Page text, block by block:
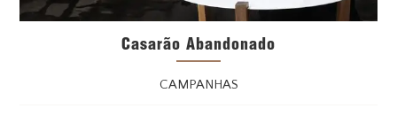
Casarão Abandonado
CAMPANHAS